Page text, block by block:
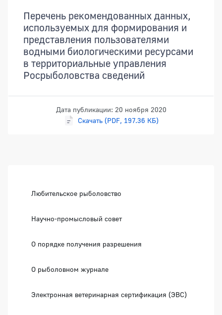
Перечень рекомендованных данных,
используемых для формирования и
представления пользователями
водными биологическими ресурсами
в территориальные управления
Росрыболовства сведений
Дата публикации: 20 ноября 2020
Скачать (PDF, 197.36 КБ)
Любительское рыболовство
Научно-промысловый совет
О порядке получения разрешения
О рыболовном журнале
Электронная ветеринарная сертификация (ЭВС)